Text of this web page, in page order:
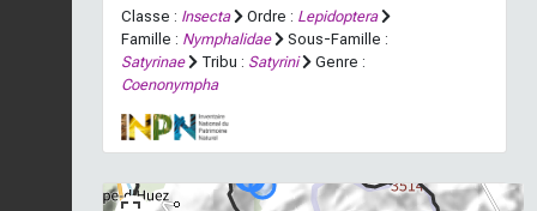
Classe : Insecta Ordre : Lepidoptera
Famille : Nymphalidae
Sous-Famille :
Satyrinae
Tribu : Satyrini
Genre :
Coenonympha